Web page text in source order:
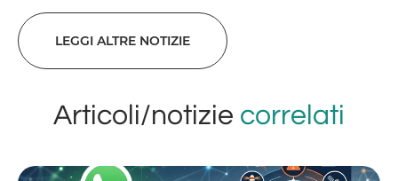
LEGGI ALTRE NOTIZIE
Articoli/notizie correlati